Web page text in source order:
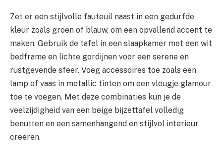
Zet er een stijlvolle fauteuil naast in een gedurfde
kleur zoals groen of blauw, om een opvallend accent te
maken. Gebruik de tafel in een slaapkamer met een wit
bedframe en lichte gordijnen voor een serene en
rustgevende sfeer. Voeg accessoires toe zoals een
lamp of vaas in metallic tinten om een vleugje glamour
toe te voegen. Met deze combinaties kun je de
veelzijdigheid van een beige bijzettafel volledig
benutten en een samenhangend en stijlvol interieur
creëren.